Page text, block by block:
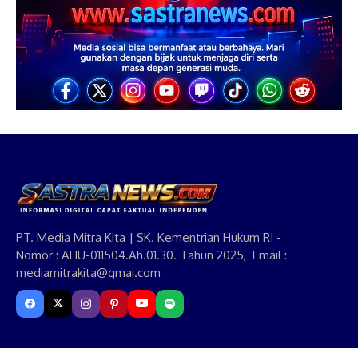
PT. Media Mitra Kita | SK. Kementrian Hukum RI -
Nomor : AHU-011504.Ah.01.30. Tahun 2025, Email :
mediamitrakita@gmai.com